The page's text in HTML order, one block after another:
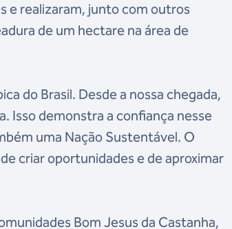
e realizaram, junto com outros
de um hectare na área de
do Brasil. Desde a nossa chegada,
Isso demonstra a confiança nesse
uma Nação Sustentável. O
criar oportunidades e de aproximar
Bom Jesus da Castanha,